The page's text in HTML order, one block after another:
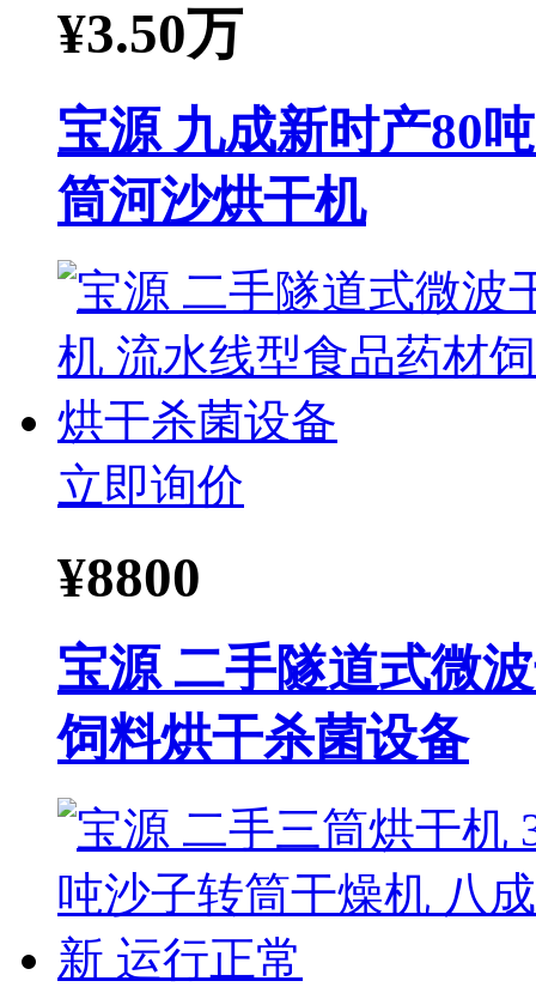
¥3.50万
宝源 九成新时产80
筒河沙烘干机
立即询价
¥8800
宝源 二手隧道式微
饲料烘干杀菌设备